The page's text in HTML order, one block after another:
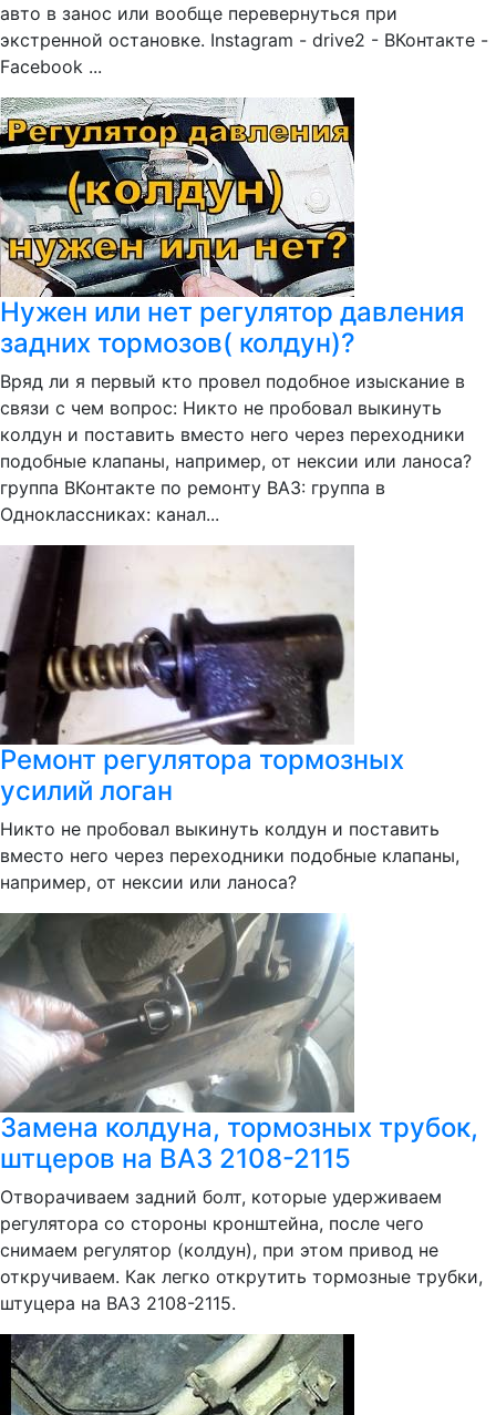
авто в занос или вообще перевернуться при
экстренной остановке. Instagram - drive2 - ВКонтакте -
Facebook ...
Нужен или нет регулятор давления
задних тормозов( колдун)?
Вряд ли я первый кто провел подобное изыскание в
связи с чем вопрос: Никто не пробовал выкинуть
колдун и поставить вместо него через переходники
подобные клапаны, например, от нексии или ланоса?
группа ВКонтакте по ремонту ВАЗ: группа в
Одноклассниках: канал...
Ремонт регулятора тормозных
усилий логан
Никто не пробовал выкинуть колдун и поставить
вместо него через переходники подобные клапаны,
например, от нексии или ланоса?
Замена колдуна, тормозных трубок,
штцеров на ВАЗ 2108-2115
Отворачиваем задний болт, которые удерживаем
регулятора со стороны кронштейна, после чего
снимаем регулятор (колдун), при этом привод не
откручиваем. Как легко открутить тормозные трубки,
штуцера на ВАЗ 2108-2115.